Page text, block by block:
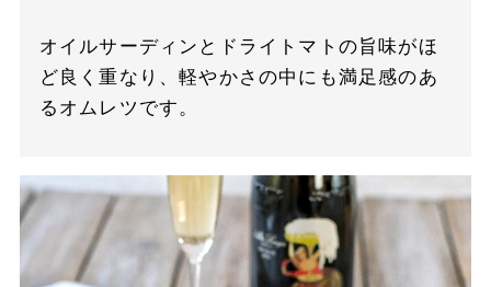
オイルサーディンとドライトマトの旨味がほ
ど良く重なり、軽やかさの中にも満足感のあ
るオムレツです。